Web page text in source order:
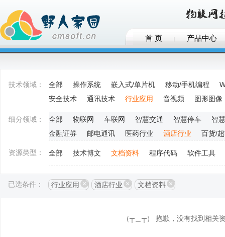
首 页 产品中心
技术领域： 全部 操作系统 嵌入式/单片机 移动/手机编程
安全技术
通讯技术 行业应用 音视频 图形图像
细分领域： 全部 物联网 车联网 智慧交通 智慧停车
智
金融证券
邮电通讯 医药行业 酒店行业 百货/
资源类型： 全部 技术博文 文档资料 程序代码 软件工具
已选条件： 行业应用 酒店行业 文档资料
（┬＿┬） 抱歉，没有找到相关